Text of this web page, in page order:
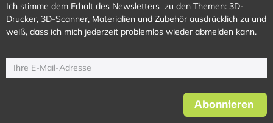
Ich stimme dem Erhalt des Newsletters zu den Themen: 3D-
Drucker, 3D-Scanner, Materialien und Zubehör ausdrücklich zu und
weiß, dass ich mich jederzeit problemlos wieder abmelden kann.
Abonnieren